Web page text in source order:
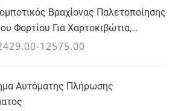
Βραχίονας Παλετοποίησης
Φορτίου Για Χαρτοκιβώτια,
& Εμπορευματοκιβώτια Χύδην -
12575.00
Αυτόματης Πλήρωσης